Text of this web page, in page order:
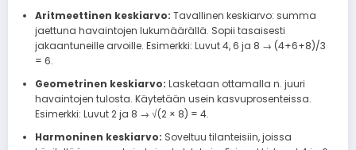
Aritmeettinen keskiarvo: Tavallinen keskiarvo: summa
jaettuna havaintojen lukumäärällä. Sopii tasaisesti
jakaantuneille arvoille. Esimerkki: Luvut 4, 6 ja 8 → (4+6+8)/3
= 6.
Geometrinen keskiarvo: Lasketaan ottamalla n. juuri
havaintojen tulosta. Käytetään usein kasvuprosenteissa.
Esimerkki: Luvut 2 ja 8 → √(2 × 8) = 4.
Harmoninen keskiarvo: Soveltuu tilanteisiin, joissa